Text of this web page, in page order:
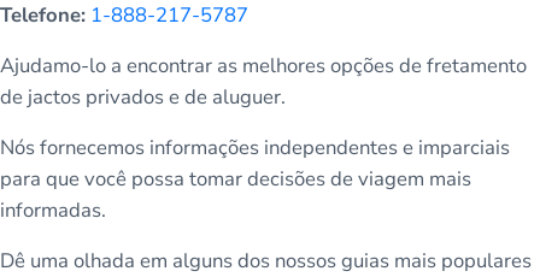
Telefone: 1-888-217-5787
Ajudamo-lo a encontrar as melhores opções de fretamento
de jactos privados e de aluguer.
Nós fornecemos informações independentes e imparciais
para que você possa tomar decisões de viagem mais
informadas.
Dê uma olhada em alguns dos nossos guias mais populares